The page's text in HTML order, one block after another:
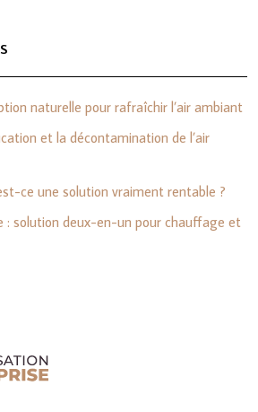
naturelle pour rafraîchir l’air ambiant
et la décontamination de l’air
ce une solution vraiment rentable ?
: solution deux-en-un pour chauffage et